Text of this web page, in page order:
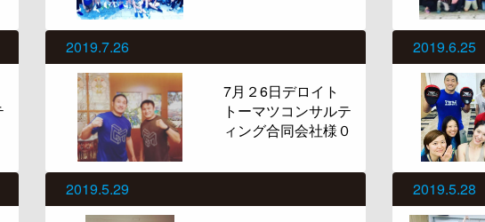
2019.7.26
7月２6日デロイト
トーマツコンサルテ
ィング合同会社様０
2019.6.25
2019.5.29 2019.5.28